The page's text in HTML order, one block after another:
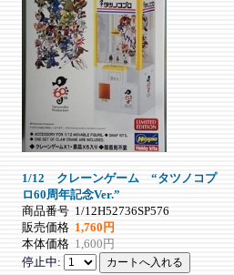
1/12 クレーンゲーム “タツノコプ
ロ60周年記念Ver.”
商品番号 1/12H52736SP576
販売価格 1,760円
本体価格 1,600円
停止中: